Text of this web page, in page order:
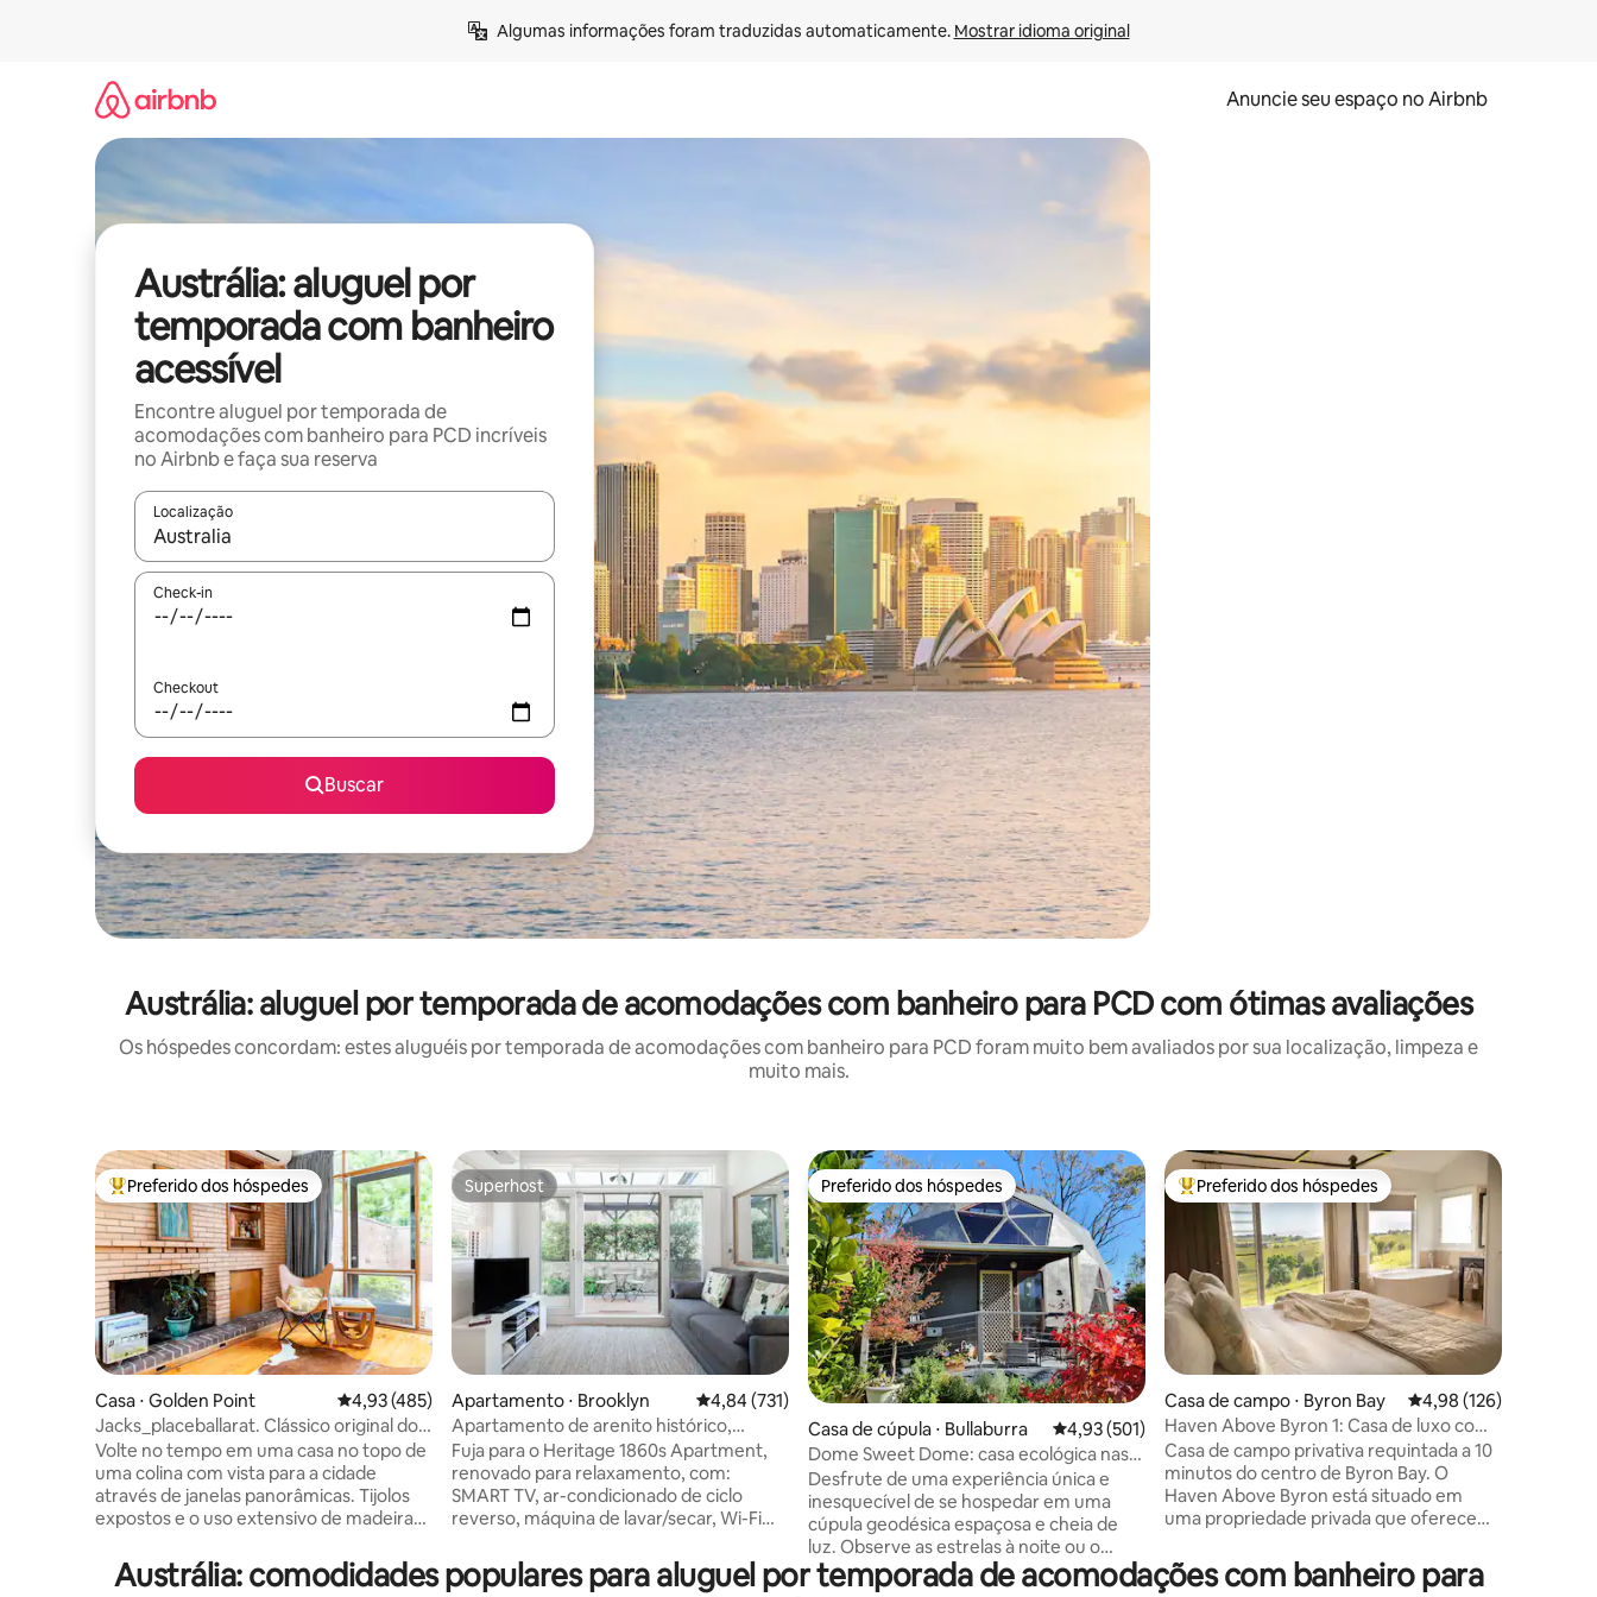
Algumas informações foram traduzidas automaticamente. Mostrar idioma original
Anuncie seu espaço no Airbnb
Austrália: aluguel por
temporada com banheiro
acessível
Encontre aluguel por temporada de
acomodações com banheiro para PCD incríveis
no Airbnb e faça sua reserva
Localização
Quando os resultados estiverem disponíveis, explore-os usando as seta para cima e para baixo do teclado ou tocando e deslizando o dedo na tela.
Check-in
Checkout
Buscar
Austrália: aluguel por temporada de acomodações com banheiro para PCD com ótimas avaliações
Os hóspedes concordam: estes aluguéis por temporada de acomodações com banheiro para PCD foram muito bem avaliados por sua localização, limpeza e
muito mais.
Entre os melhores preferidos dos hóspedes
Preferido dos hóspedes
Casa ⋅ Golden Point 4,93 de uma avaliação média de 5, 485 avaliações
4,93 (485)
Jacks_placeballarat. Clássico original dos
anos 1960.
Volte no tempo em uma casa no topo de
uma colina com vista para a cidade
através de janelas panorâmicas. Tijolos
expostos e o uso extensivo de madeira
meados do século, aprimorada por
móveis de época e pisos de madeira
Superhost
Superhost
Apartamento ⋅ Brooklyn 4,84 de uma avaliação média de 5, 731 avaliações
4,84 (731)
Apartamento de arenito histórico,
intimista e isolado na vila
Fuja para o Heritage 1860s Apartment,
renovado para relaxamento, com:
SMART TV, ar-condicionado de ciclo
reverso, máquina de lavar/secar, Wi-Fi
teto/luz com controle remoto no quarto.
As paredes originais de arenito do
Preferido dos hóspedes
Preferido dos hóspedes
Casa de cúpula ⋅ Bullaburra 4,93 de uma avaliação média de 5, 501 avaliações
4,93 (501)
Dome Sweet Dome: casa ecológica nas
Montanhas Azuis
Desfrute de uma experiência única e
inesquecível de se hospedar em uma
cúpula geodésica espaçosa e cheia de
luz. Observe as estrelas à noite ou o
nascer do sol pela manhã a partir da sala
de estar ou do quarto! Arquitetura única,
Entre os melhores preferidos dos hóspedes
Preferido dos hóspedes
Casa de campo ⋅ Byron Bay 4,98 de uma avaliação
4,98 (126)
Haven Above Byron 1: Casa de luxo com
vistas deslumbrantes
Casa de campo privativa requintada a 10
minutos do centro de Byron Bay. O
Haven Above Byron está situado em
uma propriedade privada que oferece
ondulantes com um vislumbre do
oceano em direção a Byron. Esta luxuosa
Austrália: comodidades populares para aluguel por temporada de acomodações com banheiro para